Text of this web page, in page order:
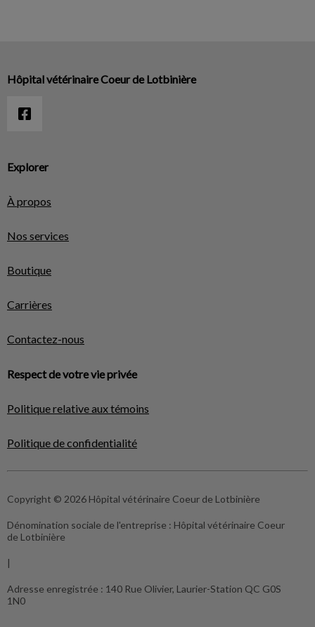
Explorer
À propos
Nos services
Boutique
Carrières
Contactez-nous
Respect de votre vie privée
Politique relative aux témoins
Politique de confidentialité
Hôpital vétérinaire Coeur de Lotbinière
Copyright © 2026 Hôpital vétérinaire Coeur de Lotbinière
Dénomination sociale de l'entreprise : Hôpital vétérinaire Coeur
de Lotbinière
|
Adresse enregistrée : 140 Rue Olivier, Laurier-Station QC G0S
1N0